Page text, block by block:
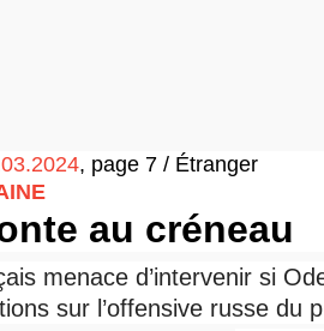
, page 7 / Étranger
au créneau
menace d’intervenir si
sur l’offensive russe du